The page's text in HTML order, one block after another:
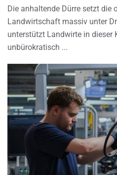
Die anhaltende Dürre setzt die
Landwirtschaft massiv unter
unterstützt Landwirte in dieser
unbürokratisch